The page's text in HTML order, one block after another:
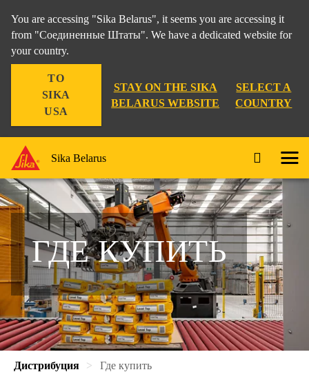
You are accessing "Sika Belarus", it seems you are accessing it
from "Соединенные Штаты". We have a dedicated website for
your country.
TO
SIKA
USA
STAY ON THE SIKA
BELARUS WEBSITE
SELECT A
COUNTRY
Sika Belarus
ГДЕ КУПИТЬ
Дистрибуция Где купить